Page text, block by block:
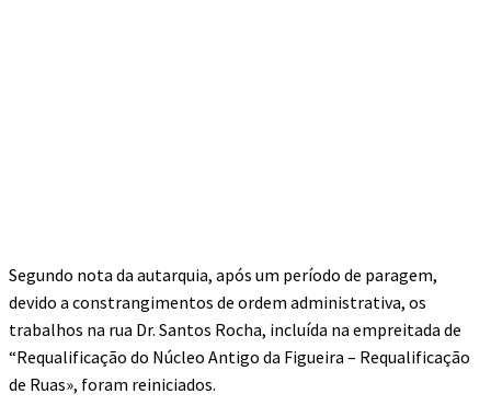
Segundo nota da autarquia, após um período de paragem,
devido a constrangimentos de ordem administrativa, os
trabalhos na rua Dr. Santos Rocha, incluída na empreitada de
“Requalificação do Núcleo Antigo da Figueira – Requalificação
de Ruas», foram reiniciados.